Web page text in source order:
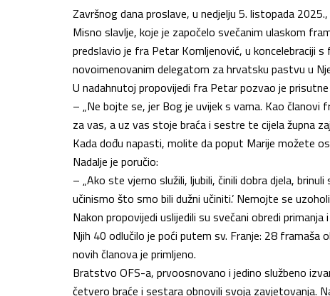
Završnog dana proslave, u nedjelju 5. listopada
Misno slavlje, koje je započelo svečanim ulaskom
predslavio je fra Petar Komljenović, u koncelebraciji
novoimenovanim delegatom za hrvatsku pastvu u
U nadahnutoj propovijedi fra Petar pozvao je
– „Ne bojte se, jer Bog je uvijek s vama. Kao
za vas, a uz vas stoje braća i sestre te cijela župna
Kada dođu napasti, molite da poput Marije možete
Nadalje je poručio:
– „Ako ste vjerno služili, ljubili, činili dobra djela,
učinismo što smo bili dužni učiniti.’ Nemojte se
Nakon propovijedi uslijedili su svečani obredi primanja
Njih 40 odlučilo je poći putem sv. Franje: 28 framaša
novih članova je primljeno.
Bratstvo OFS-a, prvoosnovano i jedino službeno
četvero braće i sestara obnovili svoja zavjetovanja.